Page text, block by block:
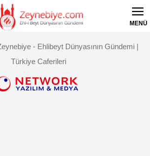
MENÜ
- Ehlibeyt Dünyasının Gündemi |
Türkiye Caferileri